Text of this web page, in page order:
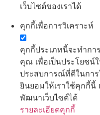
เว็บไซต์ของเราได้
คุกกี้เพื่อการวิเคราะห์
คุกกี้ประเภทนี้จะทำกา
คุณ เพื่อเป็นประโยชน์
ประสบการณ์ที่ดีในกา
ยินยอมให้เราใช้คุกกี้นี้
พัฒนาเว็บไซต์ได้
รายละเอียดคุกกี้